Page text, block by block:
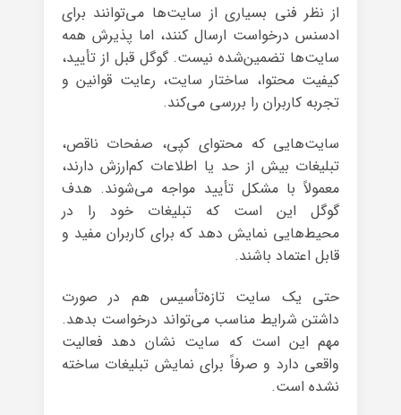
از نظر فنی بسیاری از سایت‌ها می‌توانند برای
ادسنس درخواست ارسال کنند، اما پذیرش همه
سایت‌ها تضمین‌شده نیست. گوگل قبل از تأیید،
کیفیت محتوا، ساختار سایت، رعایت قوانین و
تجربه کاربران را بررسی می‌کند.
سایت‌هایی که محتوای کپی، صفحات ناقص،
تبلیغات بیش از حد یا اطلاعات کم‌ارزش دارند،
معمولاً با مشکل تأیید مواجه می‌شوند. هدف
گوگل این است که تبلیغات خود را در
محیط‌هایی نمایش دهد که برای کاربران مفید و
قابل اعتماد باشند.
حتی یک سایت تازه‌تأسیس هم در صورت
داشتن شرایط مناسب می‌تواند درخواست بدهد.
مهم این است که سایت نشان دهد فعالیت
واقعی دارد و صرفاً برای نمایش تبلیغات ساخته
نشده است.